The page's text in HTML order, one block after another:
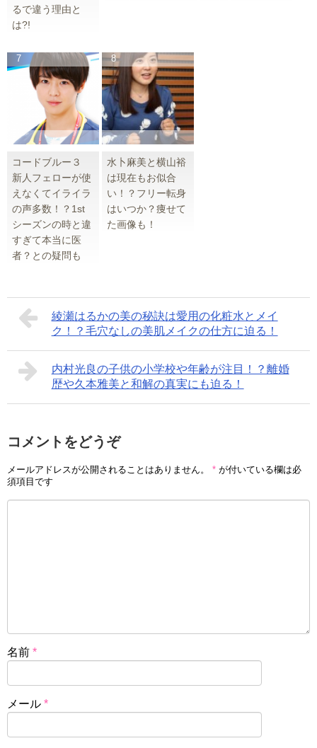
るで違う理由と
は?!
コードブルー３
新人フェローが使
えなくてイライラ
の声多数！？1st
シーズンの時と違
すぎて本当に医
者？との疑問も
水卜麻美と横山裕
は現在もお似合
い！？フリー転身
はいつか？痩せて
た画像も！
綾瀬はるかの美の秘訣は愛用の化粧水とメイ
ク！？毛穴なしの美肌メイクの仕方に迫る！
内村光良の子供の小学校や年齢が注目！？離婚
歴や久本雅美と和解の真実にも迫る！
コメントをどうぞ
メールアドレスが公開されることはありません。 * が付いている欄は必
須項目です
名前 *
メール *